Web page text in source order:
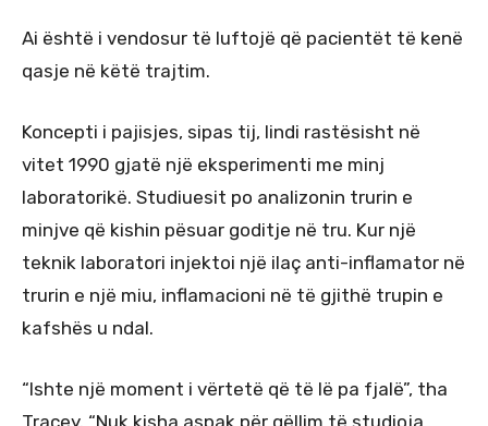
Ai është i vendosur të luftojë që pacientët të kenë
qasje në këtë trajtim.
Koncepti i pajisjes, sipas tij, lindi rastësisht në
vitet 1990 gjatë një eksperimenti me minj
laboratorikë. Studiuesit po analizonin trurin e
minjve që kishin pësuar goditje në tru. Kur një
teknik laboratori injektoi një ilaç anti-inflamator në
trurin e një miu, inflamacioni në të gjithë trupin e
kafshës u ndal.
“Ishte një moment i vërtetë që të lë pa fjalë”, tha